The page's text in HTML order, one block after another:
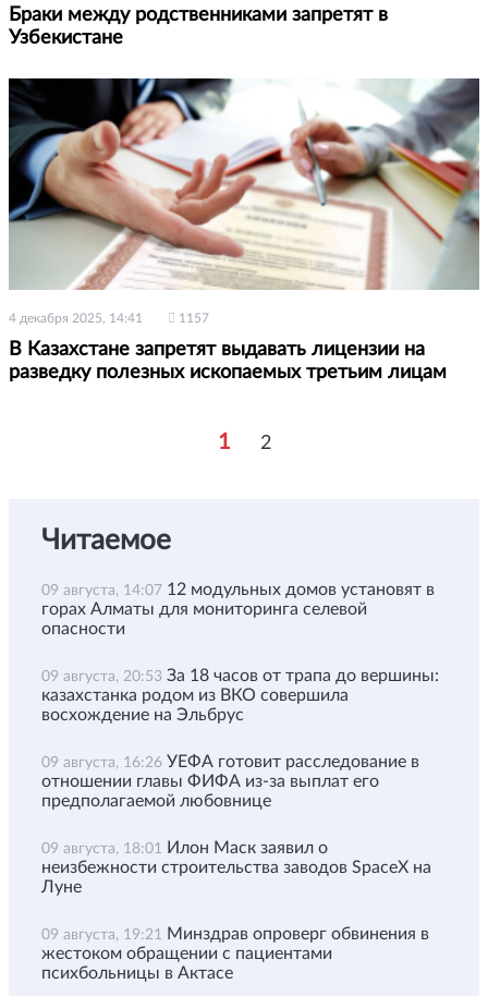
Браки между родственниками запретят в
Узбекистане
4 декабря 2025, 14:41 1157
В Казахстане запретят выдавать лицензии на
разведку полезных ископаемых третьим лицам
1 2
Читаемое
09 августа, 14:07 12 модульных домов установят в
горах Алматы для мониторинга селевой
опасности
09 августа, 20:53 За 18 часов от трапа до вершины:
казахстанка родом из ВКО совершила
восхождение на Эльбрус
09 августа, 16:26 УЕФА готовит расследование в
отношении главы ФИФА из-за выплат его
предполагаемой любовнице
09 августа, 18:01
Илон Маск заявил о
неизбежности строительства заводов SpaceX на
Луне
09 августа, 19:21
Минздрав опроверг обвинения в
жестоком обращении с пациентами
психбольницы в Актасе